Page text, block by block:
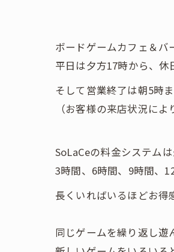
ボードゲームカフェ＆バ
平日は夕方17時から、休
そして営業終了は朝5時
（お客様の来店状況に
SoLaCeの料金システム
3時間、6時間、9時間、
長くいればいるほどお得
同じゲームを繰り返し遊